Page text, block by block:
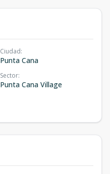
Ciudad:
Punta Cana
Sector:
Punta Cana Village